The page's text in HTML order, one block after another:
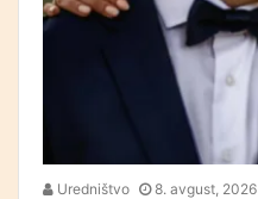
Uredništvo 8. avgust, 2026